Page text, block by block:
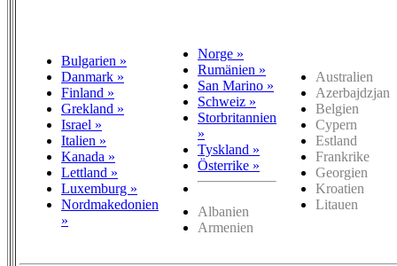
Bulgarien »
Danmark »
Finland »
Grekland »
Israel »
Italien »
Kanada »
Lettland »
Luxemburg »
Nordmakedonien
»
Norge »
Rumänien »
San Marino »
Schweiz »
Storbritannien
»
Tyskland »
Österrike »
Albanien
Armenien
Australien
Azerbajdzjan
Belgien
Cypern
Estland
Frankrike
Georgien
Kroatien
Litauen